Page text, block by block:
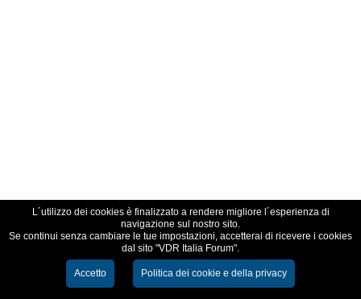
L´utilizzo dei cookies è finalizzato a rendere migliore l´esperienza di
navigazione sul nostro sito.
Se continui senza cambiare le tue impostazioni, accetterai di ricevere i cookies
dal sito "VDR Italia Forum".
Accetto Politica dei cookie e della privacy